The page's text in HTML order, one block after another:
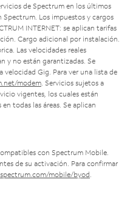
de Spectrum en los últimos
Los impuestos y cargos
INTERNET: se aplican tarifas
Cargo adicional por instalación.
Las velocidades reales
y no están garantizadas. Se
velocidad Gig. Para ver una lista de
modem . Servicios sujetos a
vigentes, los cuales están
todas las áreas. Se aplican
con Spectrum Mobile.
de su activación. Para confirmar
spectrum.com/mobile/byod